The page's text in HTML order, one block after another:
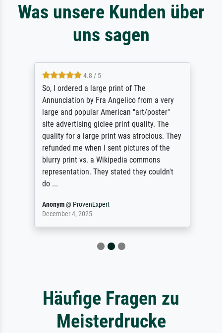
Was unsere Kunden über
uns sagen
4.8 / 5
So, I ordered a large print of The
Annunciation by Fra Angelico from a very
large and popular American "art/poster"
site advertising giclee print quality. The
quality for a large print was atrocious. They
refunded me when I sent pictures of the
blurry print vs. a Wikipedia commons
representation. They stated they couldn't
do ...
Anonym@ ProvenExpert
December 4, 2025
Häufige Fragen zu
Meisterdrucke